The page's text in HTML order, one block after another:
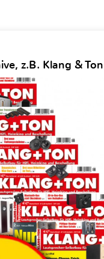
z.B. Klang & Ton